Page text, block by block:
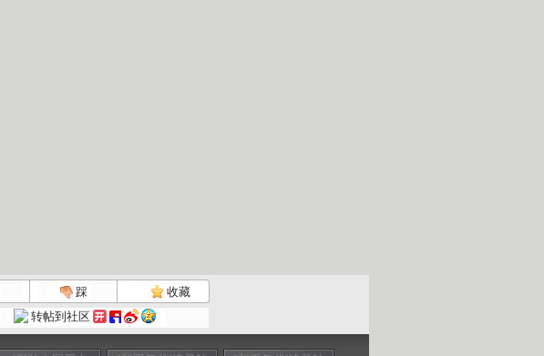
踩
收藏
转帖到社区